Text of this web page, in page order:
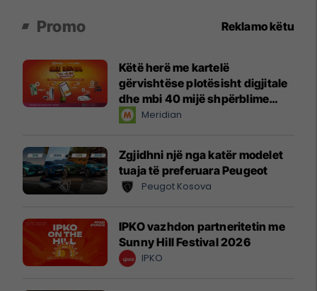
Promo Reklamo këtu
Këtë herë me kartelë
gërvishtëse plotësisht digjitale
dhe mbi 40 mijë shpërblime
instant!Meridian
Zgjidhni një nga katër modelet
tuaja të preferuara Peugeot
Peugot Kosova
IPKO vazhdon partneritetin me
Sunny Hill Festival 2026
IPKO